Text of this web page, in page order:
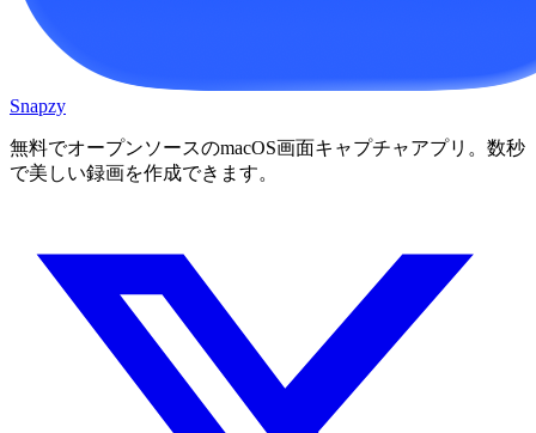
Snapzy
無料でオープンソースのmacOS画面キャプチャアプリ。数秒
で美しい録画を作成できます。